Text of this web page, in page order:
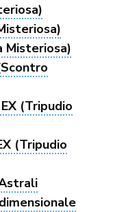
Misteriosa)
(Tripudio
(Tripudio